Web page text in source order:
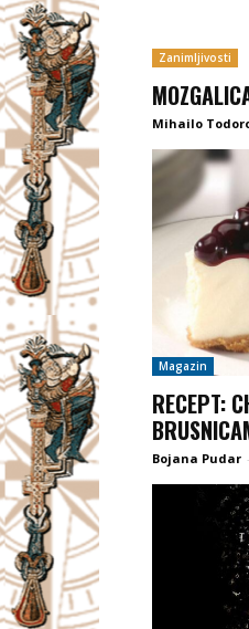
Zanimljivosti
Mihailo
Magazin
RECEPT:
Bojana Pudar -